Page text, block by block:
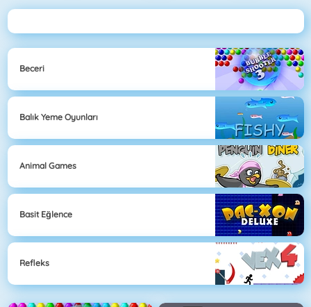
Beceri
Balık Yeme Oyunları
Animal Games
Basit Eğlence
Refleks